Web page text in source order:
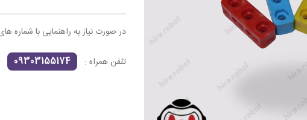
در صورت نیاز به راهنمایی با شماره
تلفن همراه : 09303155174